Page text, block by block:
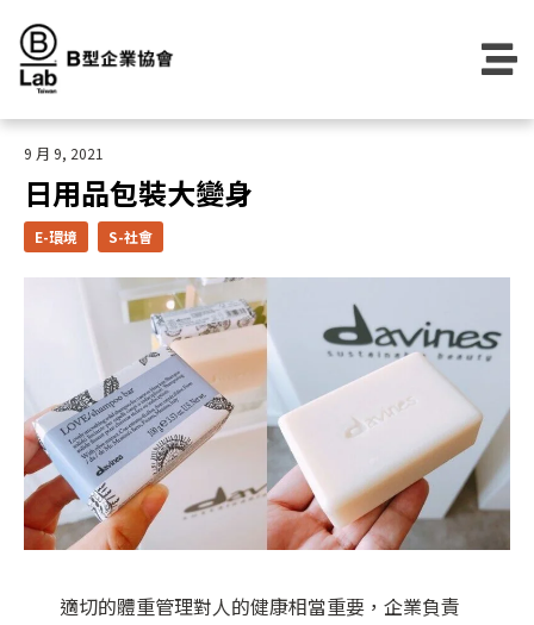
content
E-環境 S-社會
日用品包裝大變身
9 月 9, 2021
適切的體重管理對人的健康相當重要，企業負責